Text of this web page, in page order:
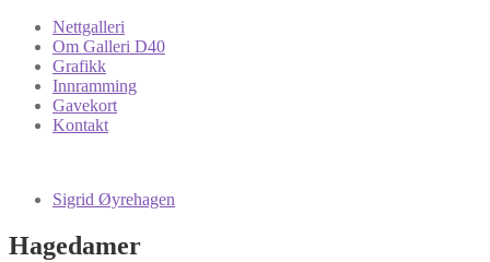
Nettgalleri
Om Galleri D40
Grafikk
Innramming
Gavekort
Kontakt
Sigrid Øyrehagen
Hagedamer